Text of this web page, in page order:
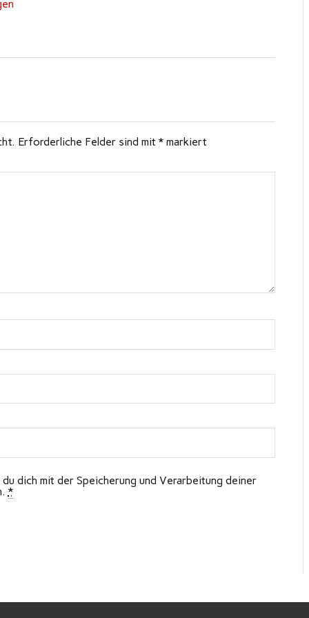
Erforderliche Felder sind mit *markiert
dich mit der Speicherung und Verarbeitung deiner
*